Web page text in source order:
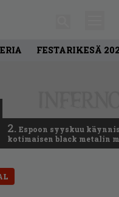
FESTARIKESÄ
2. Espoon syyskuu
kotimaisen black metalin